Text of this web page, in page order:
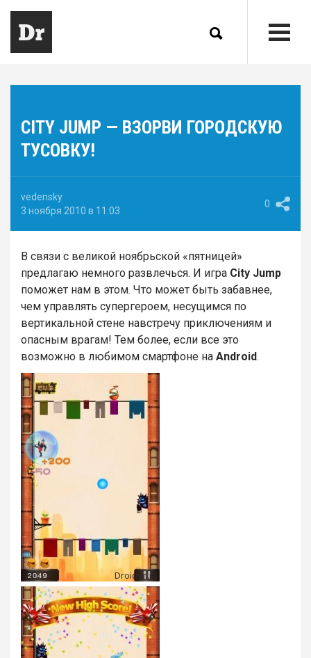
CITY JUMP — ВЗОРВИ ГОРОДСКУЮ
ТУСОВКУ!
vedensky
3 ноября 2010 в 11:03
0
В связи с великой ноябрьской «пятницей»
предлагаю немного развлечься. И игра City Jump
поможет нам в этом. Что может быть забавнее,
чем управлять супергероем, несущимся по
вертикальной стене навстречу приключениям и
опасным врагам! Тем более, если все это
возможно в любимом смартфоне на Android.